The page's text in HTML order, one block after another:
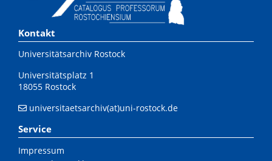
Kontakt
Universitätsarchiv Rostock
Universitätsplatz 1
18055 Rostock
universitaetsarchiv(at)uni-rostock.de
Service
Impressum